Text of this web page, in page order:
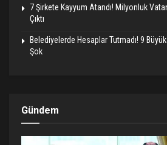
7 Şirkete Kayyum Atandı! Milyonluk
Çıktı
Belediyelerde Hesaplar Tutmadı! 9
Şok
Gündem